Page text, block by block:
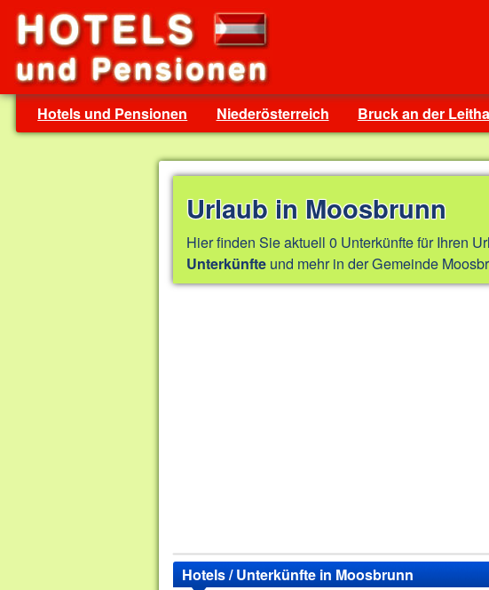
Hotels und Pensionen Niederösterreich Bruck an der Leitha
Urlaub in Moosbrunn
Hier finden Sie aktuell 0 Unterkünfte für Ihren
Unterkünfte und mehr in der Gemeinde
Hotels / Unterkünfte in Moosbrunn